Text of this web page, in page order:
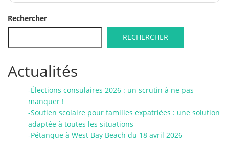
Rechercher
RECHERCHER
Actualités
-Élections consulaires 2026 : un scrutin à ne pas
manquer !
-Soutien scolaire pour familles expatriées : une solution
adaptée à toutes les situations
-Pétanque à West Bay Beach du 18 avril 2026